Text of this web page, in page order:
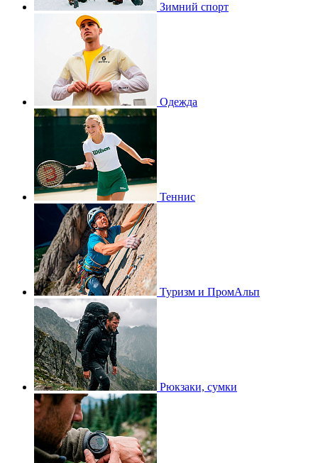
Зимний спорт
Одежда
Теннис
Туризм и ПромАльп
Рюкзаки, сумки